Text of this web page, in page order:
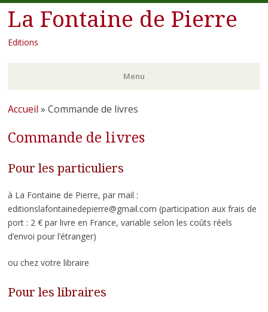
La Fontaine de Pierre
Editions
Menu
Aller
contenu
Accueil » Commande de livres
Commande de livres
Pour les particuliers
à La Fontaine de Pierre, par mail :
editionslafontainedepierre@gmail.com (participation aux frais de
port : 2 € par livre en France, variable selon les coûts réels
d’envoi pour l’étranger)
ou chez votre libraire
Pour les libraires